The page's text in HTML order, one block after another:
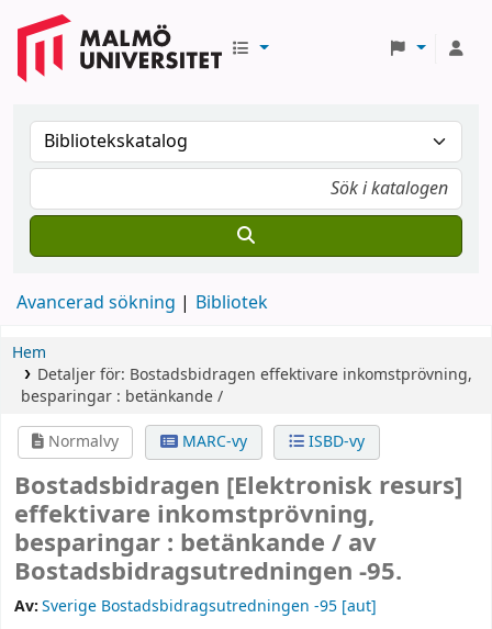
Avancerad sökning Bibliotek
Hem
Detaljer för: Bostadsbidragen effektivare inkomstprövning,
besparingar : betänkande /
Normalvy
MARC-vy ISBD-vy
Bostadsbidragen [Elektronisk resurs]
effektivare inkomstprövning,
besparingar : betänkande / av
Bostadsbidragsutredningen -95.
Av:Sverige Bostadsbidragsutredningen -95 [aut]